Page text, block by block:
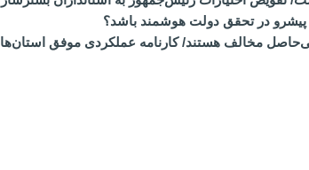
در تحقق دولت هوشمند باشد؟
مخالف هستند/ کارنامه عملکردی موفق